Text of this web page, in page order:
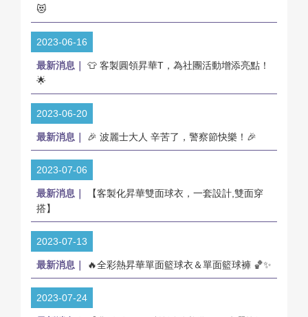
😻
2023-06-16
最新消息｜
👕 客製圓領昇華T，為社團活動增添亮點！
🌟
2023-06-20
最新消息｜ 🎉 波麗士大人 辛苦了，警察節快樂！🎉
2023-07-06
最新消息｜
【客製化昇華雙面球衣，一套設計,雙面穿
搭】
2023-07-13
最新消息｜ 🔥全彩熱昇華單面籃球衣＆單面籃球褲 🏀✨
2023-07-24